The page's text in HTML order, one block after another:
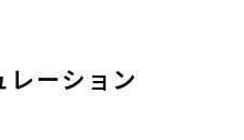
レーション